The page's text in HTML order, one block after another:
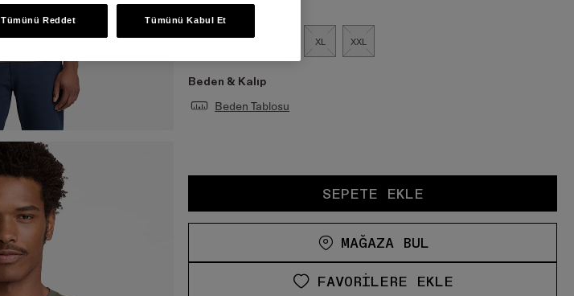
XL XXL
Beden & Kalıp
Beden Tablosu
SEPETE EKLE
MAĞAZA BUL
FAVORILERE EKLE
Tümünü Reddet Tümünü Kabul Et